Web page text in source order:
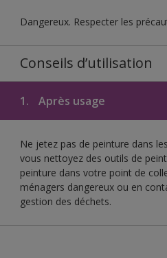
Dangereux. Respecter les
Conseils d’utilisation
1. Après usage
Ne jetez pas de peinture dans
vous nettoyez des outils de
peinture dans votre point de
ménagers dangereux ou en
gestion des déchets.